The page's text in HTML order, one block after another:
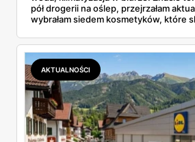
pół drogerii na oślep, przejrzałam
wybrałam siedem kosmetyków, które
dermokosmetyki Vichy. Wszystkie
ofertach, terminy też.
AKTUALNOŚCI